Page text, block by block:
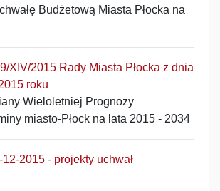
Budżetową Miasta Płocka na
XIV/2015 Rady Miasta Płocka z dnia
roku
Wieloletniej Prognozy
miasto-Płock na lata 2015 - 2034
2015 - projekty uchwał